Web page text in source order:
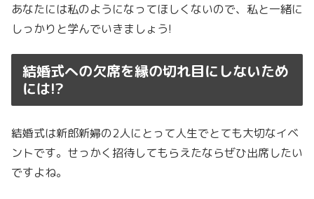
あなたには私のようになってほしくないので、私と一緒に
しっかりと学んでいきましょう!
結婚式への欠席を縁の切れ目にしないため
には!?
結婚式は新郎新婦の2人にとって人生でとても大切なイベ
ントです。せっかく招待してもらえたならぜひ出席したい
ですよね。